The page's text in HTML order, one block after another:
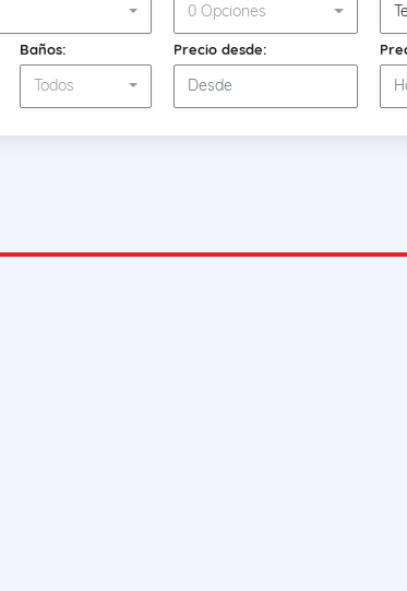
0 Opciones
Baños:
Todos
Precio desde: